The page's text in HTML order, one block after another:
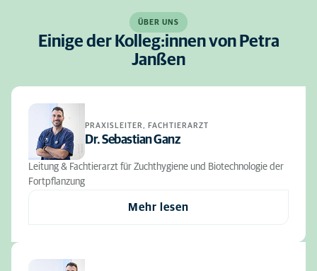
ÜBER UNS
Einige der Kolleg:innen von Petra
Janßen
PRAXISLEITER, FACHTIERARZT
Dr. Sebastian Ganz
Leitung & Fachtierarzt für Zuchthygiene und Biotechnologie der
Fortpflanzung
Mehr lesen